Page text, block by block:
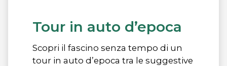
Tour in auto d’epoca
Scopri il fascino senza tempo di un
tour in auto d’epoca tra le suggestive